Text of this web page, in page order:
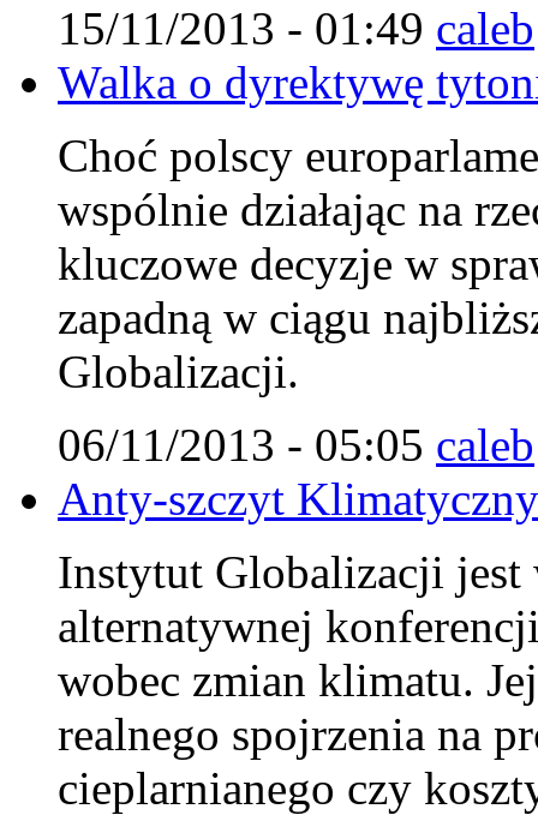
15/11/2013 - 01:49 caleb
Walka o dyrektywę
Choć polscy
wspólnie działając na
kluczowe decyzje w
zapadną w ciągu
Globalizacji.
06/11/2013 - 05:05 caleb
Anty-szczyt
Instytut Globalizacji jest
alternatywnej
wobec zmian klimatu.
realnego spojrzenia na
cieplarnianego czy